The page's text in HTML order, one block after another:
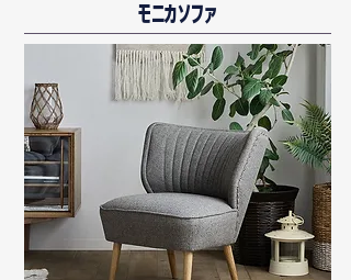
モニカソファ